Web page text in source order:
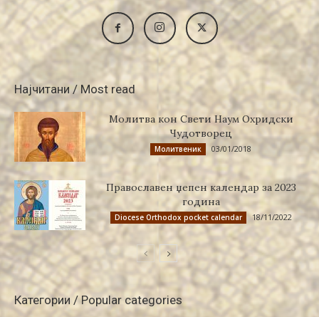
Најчитани / Most read
Молитва кон Свети Наум Охридски
Чудотворец
Молитвеник 03/01/2018
Православен џепен календар за 2023
година
Diocese Orthodox pocket calendar 18/11/2022
Категории / Popular categories